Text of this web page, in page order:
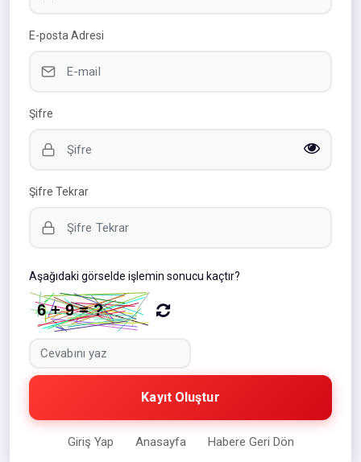
E-posta Adresi
Şifre
Şifre Tekrar
Aşağıdaki görselde işlemin sonucu kaçtır?
Kayıt Oluştur
Giriş Yap Anasayfa Habere Geri Dön